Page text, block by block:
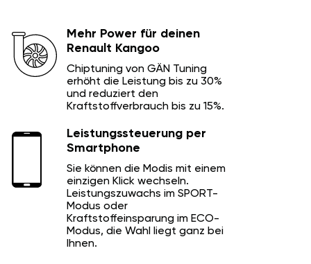
Mehr Power für deinen
Renault Kangoo
Chiptuning von GÄN Tuning
erhöht die Leistung bis zu 30%
und reduziert den
Kraftstoffverbrauch bis zu 15%.
Leistungssteuerung per
Smartphone
Sie können die Modis mit einem
einzigen Klick wechseln.
Leistungszuwachs im SPORT-
Modus oder
Kraftstoffeinsparung im ECO-
Modus, die Wahl liegt ganz bei
Ihnen.